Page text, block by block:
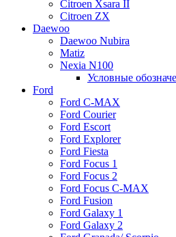
Citroen Xsara II
Citroen ZX
Daewoo
Daewoo Nubira
Matiz
Nexia N100
Условные
Ford
Ford C-MAX
Ford Courier
Ford Escort
Ford Explorer
Ford Fiesta
Ford Focus 1
Ford Focus 2
Ford Focus C-MAX
Ford Fusion
Ford Galaxy 1
Ford Galaxy 2